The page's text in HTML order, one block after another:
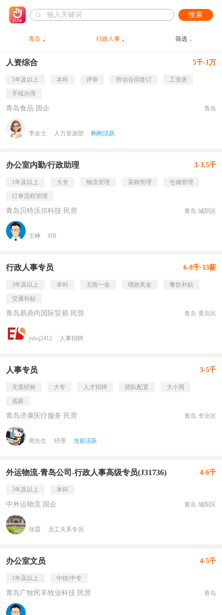
搜索
青岛 行政人事 筛选
人资综合 5千-1万
5年及以上 本科 评审 劳动合同签订
工资表
手续办理
青岛食品 国企 青岛
李女士 人力资源部 刚刚活跃
办公室内勤/行政助理 3-3.5千
1年及以上 大专 物流管理 采购管理
仓储管理
订单流程管理
青岛贝特沃尔科技 民营 青岛·城阳区
王峥 HR
行政人事专员 6-8千·13薪
3年及以上 本科 五险一金 绩效奖金
餐饮补贴
交通补贴
青岛易鼎尚国际贸易 民营 青岛·黄岛区
ydsq2412 人事招聘
人事专员 3-5千
无需经验 大专 人才招聘 团队配置
大小周
底薪
青岛济康医疗服务 民营 青岛·李沧区
周先生 经理 当前活跃
外运物流-青岛公司-行政人事高级专员(J31736) 4-6千
3年及以上 本科
中外运物流 国企 青岛·城阳区
张霞 员工关系专员
办公室文员 4-5千
1年及以上 中技/中专
青岛广牧民丰牧业科技 民营 青岛